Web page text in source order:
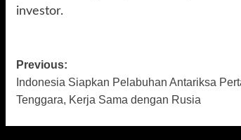
investor.
Post
navigation
Previous:
Indonesia Siapkan Pelabuhan Antariksa
Tenggara, Kerja Sama dengan Rusia